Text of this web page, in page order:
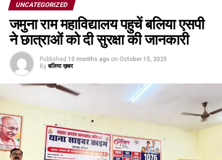
UNCATEGORIZED
जमुना राम महाविद्यालय पहुचें बलिया एसपी
ने छात्राओं को दी सुरक्षा की जानकारी
Published 10 months ago on October 15, 2025
By बलिया ख़बर